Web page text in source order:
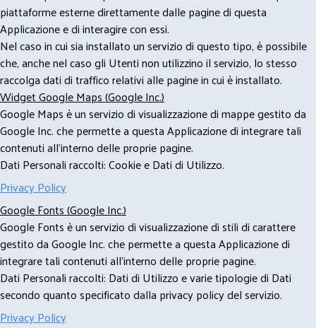
piattaforme esterne direttamente dalle pagine di questa
Applicazione e di interagire con essi.
Nel caso in cui sia installato un servizio di questo tipo, è possibile
che, anche nel caso gli Utenti non utilizzino il servizio, lo stesso
raccolga dati di traffico relativi alle pagine in cui è installato.
Widget Google Maps (Google Inc.)
Google Maps è un servizio di visualizzazione di mappe gestito da
Google Inc. che permette a questa Applicazione di integrare tali
contenuti all'interno delle proprie pagine.
Dati Personali raccolti: Cookie e Dati di Utilizzo.
Privacy Policy
Google Fonts (Google Inc.)
Google Fonts è un servizio di visualizzazione di stili di carattere
gestito da Google Inc. che permette a questa Applicazione di
integrare tali contenuti all'interno delle proprie pagine.
Dati Personali raccolti: Dati di Utilizzo e varie tipologie di Dati
secondo quanto specificato dalla privacy policy del servizio.
Privacy Policy